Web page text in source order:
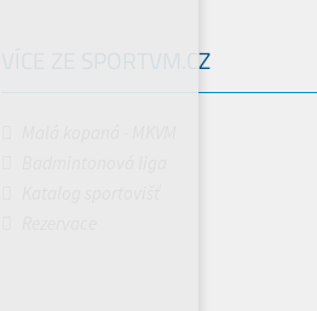
VÍCE ZE SPORTVM.CZ